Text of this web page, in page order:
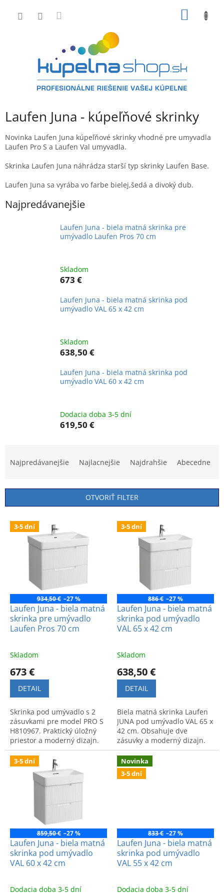
Laufen Juna - kúpeľňové skrinky
Novinka Laufen Juna kúpeľňové skrinky vhodné pre umyvadla
Laufen Pro S a Laufen Val umyvadla.
Skrinka Laufen Juna náhrádza starší typ skrinky Laufen Base.
Laufen Juna sa vyrába vo farbe bielej,šedá a divoký dub.
Najpredávanejšie
Laufen Juna - biela matná skrinka pre
umývadlo Laufen Pros 70 cm
Skladom
673 €
Laufen Juna - biela matná skrinka pod
umývadlo VAL 65 x 42 cm
Skladom
638,50 €
Laufen Juna - biela matná skrinka pod
umývadlo VAL 60 x 42 cm
Dodacia doba 3-5 dní
619,50 €
n
i
o
Najpredávanejšie Najlacnejšie Najdrahšie Abecedne
OTVORIŤ FILTER
V
o
u
o
3-5 dní
934,50 € –27 %
Laufen Juna - biela matná
skrinka pre umývadlo
Laufen Pros 70 cm
Skladom
673 €
DETAIL
Skrinka pod umývadlo s 2
zásuvkami pre model PRO S
H810967. Praktický úložný
priestor a moderný dizajn.
Rozmery: 670 x 445 x 515
mm.
3-5 dní
886 € –27 %
Laufen Juna - biela matná
skrinka pod umývadlo
VAL 65 x 42 cm
Skladom
638,50 €
DETAIL
Biela matná skrinka Laufen
JUNA pod umývadlo VAL 65 x
42 cm. Obsahuje dve
zásuvky a moderný dizajn.
3-5 dní
859,50 € –27 %
Laufen Juna - biela matná
skrinka pod umývadlo
VAL 60 x 42 cm
Dodacia doba 3-5 dní
Novinka
3-5 dní
833 € –27 %
Laufen Juna - biela matná
skrinka pod umývadlo
VAL 55 x 42 cm
Dodacia doba 3-5 dní